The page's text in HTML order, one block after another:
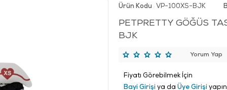
Ürün Kodu : VP-100XS-BJK
PETPRETTY GÖĞÜS
BJK
Yorum Yap
Fiyatı Görebilmek İçin
Bayi Girişi ya da Üye Girişi